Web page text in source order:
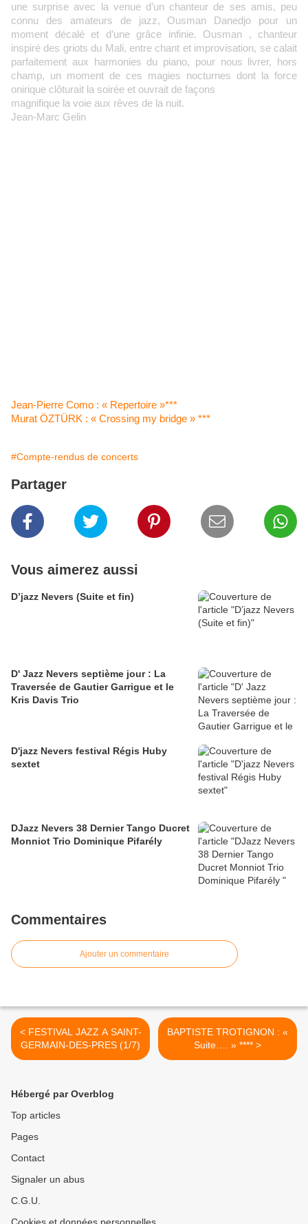
une surprise avec la venue d’un chanteur de ses amis, peu
connu des amateurs de jazz, Ousman Danedjo pour un
moment décalé et d’une grâce infinie. Ousman , chanteur
inspiré des griots du Mali, entre chant et improvisation, se calait
parfaitement aux harmonies du piano, pour nous livrer, hors
champ, un moment de ces magies nocturnes dont la force
onirique clôturait la soirée et ouvrait de façons
magnifique la voie aux rêves de la nuit.
Jean-Marc Gelin
Jean-Pierre Como : « Repertoire »***
Murat ÖZTÜRK : « Crossing my bridge » ***
#Compte-rendus de concerts
Partager
Vous aimerez aussi
D’jazz Nevers (Suite et fin)
D' Jazz Nevers septième jour : La
Traversée de Gautier Garrigue et le
Kris Davis Trio
D'jazz Nevers festival Régis Huby
sextet
DJazz Nevers 38 Dernier Tango Ducret
Monniot Trio Dominique Pifarély
Commentaires
Ajouter un commentaire
< FESTIVAL JAZZ A SAINT-
GERMAIN-DES-PRES (1/7)
BAPTISTE TROTIGNON : «
Suite…. » **** >
Hébergé par Overblog
Top articles
Pages
Contact
Signaler un abus
C.G.U.